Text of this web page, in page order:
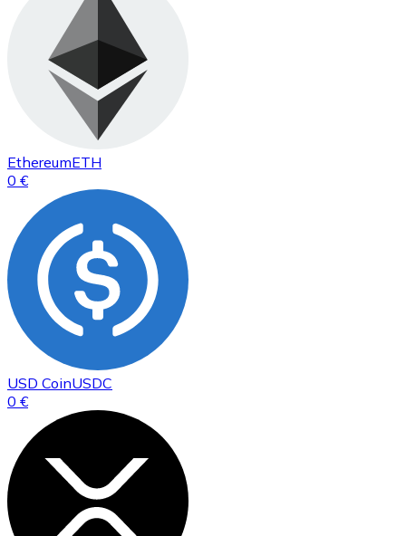
EthereumETH
0 €
USD CoinUSDC
0 €